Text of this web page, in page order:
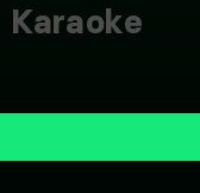
Karaoke